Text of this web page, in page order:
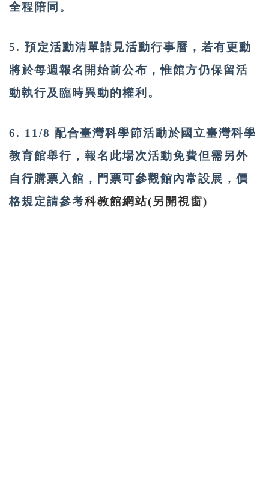
全程陪同。
5. 預定活動清單請見活動行事曆，若有更動
將於每週報名開始前公布，惟館方仍保留活
動執行及臨時異動的權利。
6. 11/8 配合臺灣科學節活動於國立臺灣科學
教育館舉行，報名此場次活動免費但需另外
自行購票入館，門票可參觀館內常設展，價
格規定請參考科教館網站(另開視窗)